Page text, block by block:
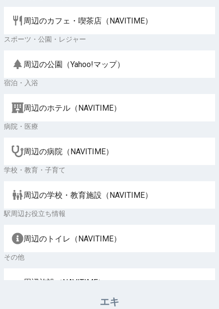
周辺のカフェ・喫茶店（NAVITIME）
スポーツ・公園・レジャー
周辺の公園（Yahoo!マップ）
宿泊・入浴
周辺のホテル（NAVITIME）
病院・医療
周辺の病院（NAVITIME）
学校・教育・子育て
周辺の学校・教育施設（NAVITIME）
駅周辺お役立ち情報
周辺のトイレ（NAVITIME）
その他
周辺施設（NAVITIME）
エキ